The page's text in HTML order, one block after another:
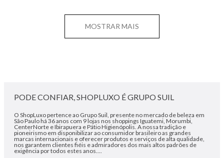
MOSTRAR MAIS
PODE CONFIAR, SHOPLUXO É GRUPO SUIL
O ShopLuxo pertence ao Grupo Suil, presente no mercado de beleza em
São Paulo há 36 anos com 9 lojas nos shoppings Iguatemi, Morumbi,
CenterNorte e Ibirapuera e Pátio Higienópolis. A nossa tradição e
pioneirismo em disponibilizar ao consumidor brasileiro as grandes
marcas internacionais e oferecer produtos e serviços de alta qualidade,
nos garantem clientes fiéis e admiradores dos mais altos padrões de
exigência por todos estes anos....